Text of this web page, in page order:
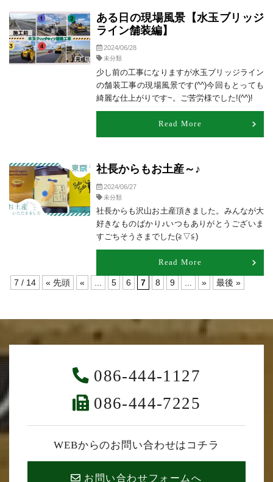
ある日の現場風景【水玉ブリッジ
ライン舗装編】
2024/06/28
未分類
少し前の工事になりますが水玉ブリッジライン
の舗装工事の現場風景です(^^)今回もとっても
綺麗な仕上がりです~。ご苦労様でした!(^^)!
Read More
社長からもお土産～♪
2024/06/27
未分類
社長からも沢山お土産頂きました。みんなが大
好きなものばかり♪いつもありがとうございま
すごちそうさまでした(≧▽≦)
Read More
7 / 14 « 先頭 « 5 6 7 8 9 » 最後 »
086-444-1127
086-444-7225
WEBからのお問い合わせはコチラ
お問い合わせフォームへ